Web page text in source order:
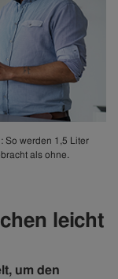
So werden 1,5 Liter
als ohne.
leicht
um den